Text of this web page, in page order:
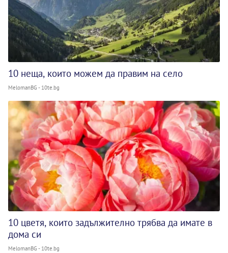
10 неща, които можем да правим на село
MelomanBG - 10te.bg
10 цветя, които задължително трябва да имате в
дома си
MelomanBG - 10te.bg